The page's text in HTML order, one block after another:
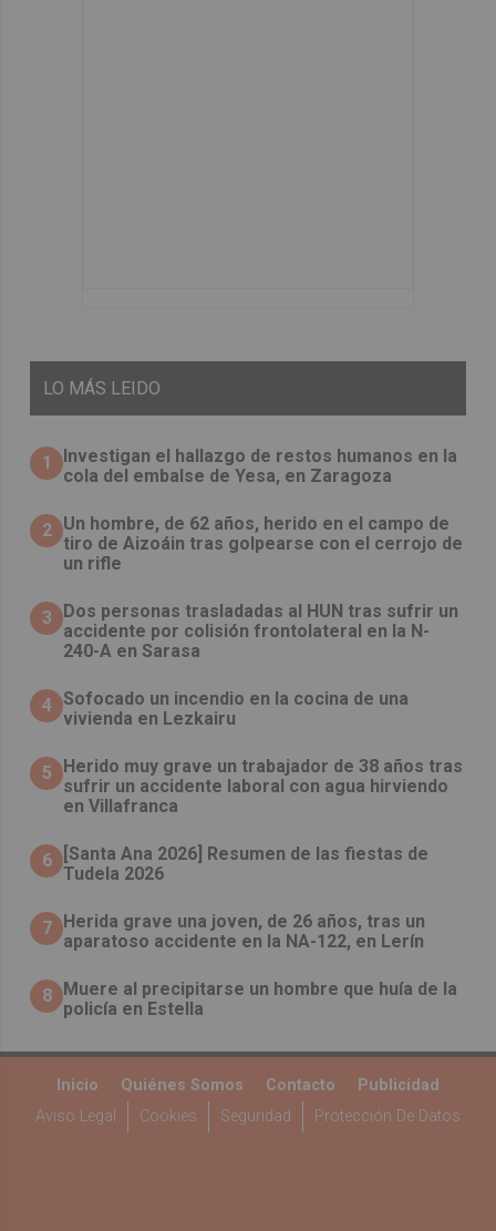
LO MÁS LEIDO
1
Investigan el hallazgo de restos humanos en la
cola del embalse de Yesa, en Zaragoza
2 Un hombre, de 62 años, herido en el campo de
tiro de Aizoáin tras golpearse con el cerrojo de
un rifle
3
​Dos personas trasladadas al HUN tras sufrir un
accidente por colisión frontolateral en la N-
240-A en Sarasa
4 Sofocado un incendio en la cocina de una
vivienda en Lezkairu
5
Herido muy grave un trabajador de 38 años tras
sufrir un accidente laboral con agua hirviendo
en Villafranca
6
[Santa Ana 2026] Resumen de las fiestas de
Tudela 2026
7
Herida grave una joven, de 26 años, tras un
aparatoso accidente en la NA-122, en Lerín
8
Muere al precipitarse un hombre que huía de la
policía en Estella
Inicio Quiénes Somos Contacto
Publicidad
Aviso Legal
Cookies Seguridad Protección De Datos